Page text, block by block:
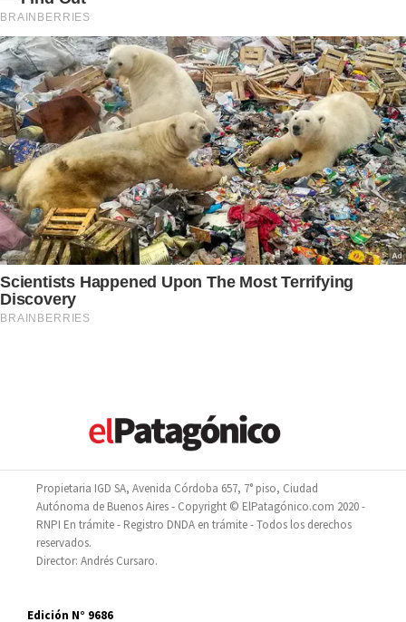
Propietaria IGD SA, Avenida Córdoba 657, 7° piso, Ciudad
Autónoma de Buenos Aires - Copyright © ElPatagónico.com 2020 -
RNPI En trámite - Registro DNDA en trámite - Todos los derechos
reservados.
Director: Andrés Cursaro.
Edición N° 9686